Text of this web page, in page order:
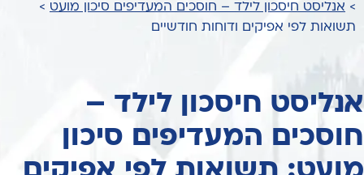
> אנליסט חיסכון לילד – חוסכים המעדיפים סיכון מועט >
תשואות לפי אפיקים ודוחות חודשיים
אנליסט חיסכון לילד –
חוסכים המעדיפים סיכון